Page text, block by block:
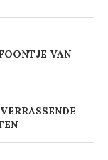
VAN